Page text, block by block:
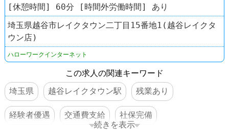
[休憩時間] 60分 [時間外労働時間] あり
埼玉県越谷市レイクタウン二丁目15番地1(越谷レイクタ
ウン店)
ハローワークインターネット
この求人の関連キーワード
埼玉県
越谷レイクタウン駅 残業あり
経験者優遇 交通費支給 社保完備
続きを表示